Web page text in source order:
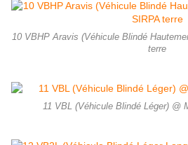
10 VBHP Aravis (Véhicule Blindé
terre
11 VBL (Véhicule Blindé Léger) @